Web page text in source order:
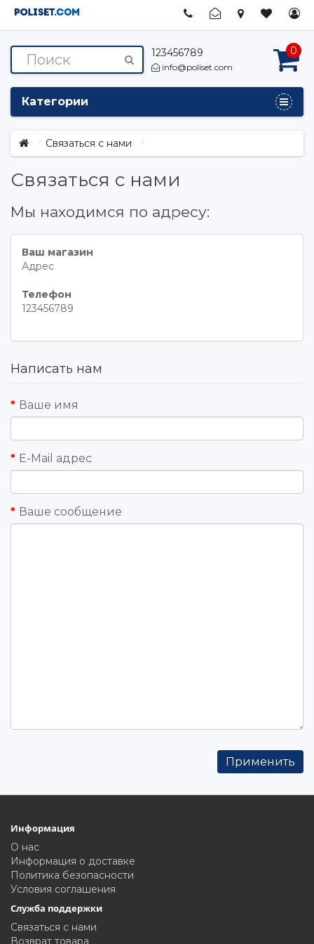
123456789
info@poliset.com
0
Категории
Связаться с нами
Связаться с нами
Мы находимся по адресу:
Ваш магазин
Адрес
Телефон
123456789
Написать нам
Ваше имя
E-Mail адрес
Ваше сообщение
Информация
О нас
Информация о доставке
Политика безопасности
Условия соглашения
Служба поддержки
Связаться с нами
Возврат товара